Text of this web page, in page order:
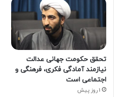
تحقق حکومت جهانی عدالت
نیازمند آمادگی فکری، فرهنگی و
اجتماعی است
1 روز پیش